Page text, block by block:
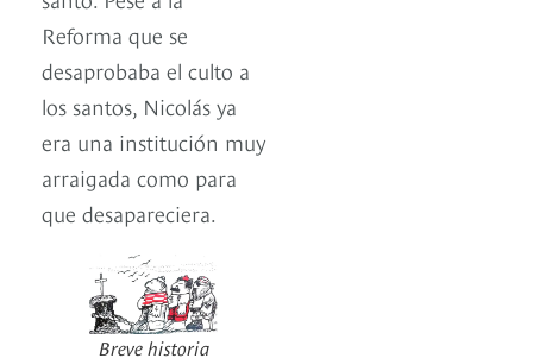
Reforma que se
desaprobaba el culto a
los santos, Nicolás ya
era una institución muy
arraigada como para
que desapareciera.
Breve historia